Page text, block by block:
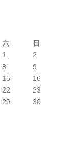
六 日
1
2
8
9
15
16
22
23
29
30